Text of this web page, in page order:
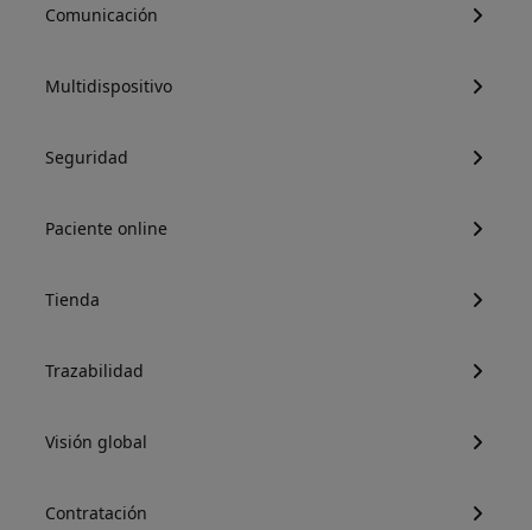
Comunicación
Multidispositivo
Seguridad
Paciente online
Tienda
Trazabilidad
Visión global
Contratación